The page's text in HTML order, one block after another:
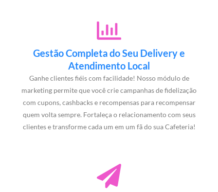
Gestão Completa do Seu Delivery e
Atendimento Local
Ganhe clientes fiéis com facilidade! Nosso módulo de
marketing permite que você crie campanhas de fidelização
com cupons, cashbacks e recompensas para recompensar
quem volta sempre. Fortaleça o relacionamento com seus
clientes e transforme cada um em um fã do sua Cafeteria!